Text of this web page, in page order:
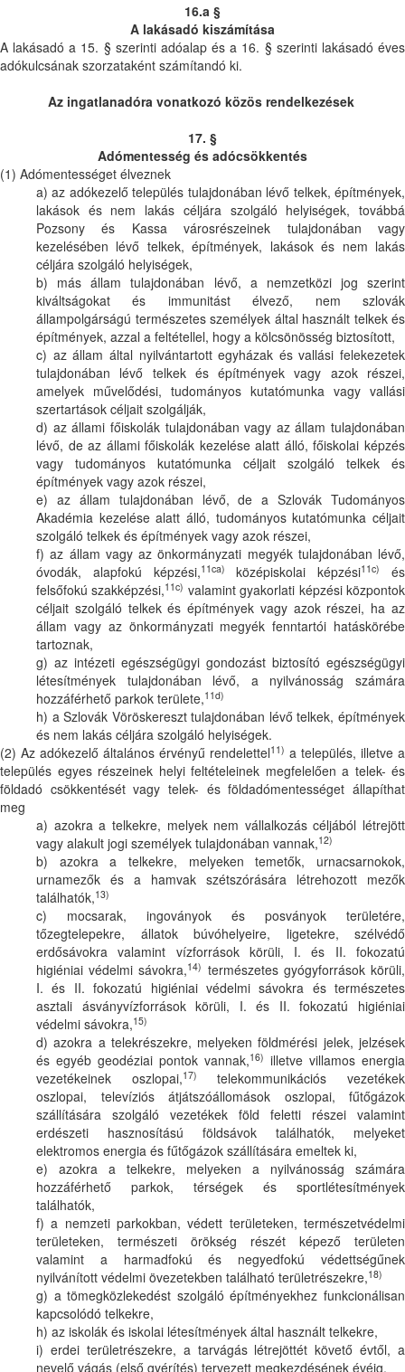
16.a §
A lakásadó kiszámítása
A lakásadó a 15. § szerinti adóalap és a 16. § szerinti lakásadó éves
adókulcsának szorzataként számítandó ki.
Az ingatlanadóra vonatkozó közös rendelkezések
17. §
Adómentesség és adócsökkentés
(1) Adómentességet élveznek
a) az adókezelő település tulajdonában lévő telkek, építmények,
lakások és nem lakás céljára szolgáló helyiségek, továbbá
Pozsony és Kassa városrészeinek tulajdonában vagy
kezelésében lévő telkek, építmények, lakások és nem lakás
céljára szolgáló helyiségek,
b) más állam tulajdonában lévő, a nemzetközi jog szerint
kiváltságokat és immunitást élvező, nem szlovák
állampolgárságú természetes személyek által használt telkek és
építmények, azzal a feltétellel, hogy a kölcsönösség biztosított,
c) az állam által nyilvántartott egyházak és vallási felekezetek
tulajdonában lévő telkek és építmények vagy azok részei,
amelyek művelődési, tudományos kutatómunka vagy vallási
szertartások céljait szolgálják,
d) az állami főiskolák tulajdonában vagy az állam tulajdonában
lévő, de az állami főiskolák kezelése alatt álló, főiskolai képzés
vagy tudományos kutatómunka céljait szolgáló telkek és
építmények vagy azok részei,
e) az állam tulajdonában lévő, de a Szlovák Tudományos
Akadémia kezelése alatt álló, tudományos kutatómunka céljait
szolgáló telkek és építmények vagy azok részei,
f) az állam vagy az önkormányzati megyék tulajdonában lévő,
óvodák, alapfokú képzési,11ca) középiskolai képzési11c)
és
felsőfokú szakképzési,11c) valamint gyakorlati képzési központok
céljait szolgáló telkek és építmények vagy azok részei, ha az
állam vagy az önkormányzati megyék fenntartói hatáskörébe
tartoznak,
g) az intézeti egészségügyi gondozást biztosító egészségügyi
létesítmények tulajdonában lévő, a nyilvánosság számára
hozzáférhető parkok területe,11d)
h) a Szlovák Vöröskereszt tulajdonában lévő telkek, építmények
és nem lakás céljára szolgáló helyiségek.
(2) Az adókezelő általános érvényű rendelettel11) a település, illetve a
település egyes részeinek helyi feltételeinek megfelelően a telek- és
földadó csökkentését vagy telek- és földadómentességet állapíthat
meg
a) azokra a telkekre, melyek nem vállalkozás céljából létrejött
vagy alakult jogi személyek tulajdonában vannak,12)
b) azokra a telkekre, melyeken temetők, urnacsarnokok,
urnamezők és a hamvak szétszórására létrehozott mezők
találhatók,13)
c) mocsarak, ingoványok és posványok területére,
tőzegtelepekre, állatok búvóhelyeire, ligetekre, szélvédő
erdősávokra valamint vízforrások körüli, I. és II. fokozatú
higiéniai védelmi sávokra,14) természetes gyógyforrások körüli,
I. és II. fokozatú higiéniai védelmi sávokra és természetes
asztali ásványvízforrások körüli, I. és II. fokozatú higiéniai
védelmi sávokra,15)
d) azokra a telekrészekre, melyeken földmérési jelek, jelzések
és egyéb geodéziai pontok vannak,16) illetve villamos energia
vezetékeinek oszlopai,17)
telekommunikációs vezetékek
oszlopai, televíziós átjátszóállomások oszlopai, fűtőgázok
szállítására szolgáló vezetékek föld feletti részei valamint
erdészeti hasznosítású földsávok találhatók, melyeket
elektromos energia és fűtőgázok szállítására emeltek ki,
e) azokra a telkekre, melyeken a nyilvánosság számára
hozzáférhető parkok, térségek és sportlétesítmények
találhatók,
f) a nemzeti parkokban, védett területeken, természetvédelmi
területeken, természeti örökség részét képező területen
valamint a harmadfokú és negyedfokú védettségűnek
nyilvánított védelmi övezetekben található területrészekre,18)
g) a tömegközlekedést szolgáló építményekhez funkcionálisan
kapcsolódó telkekre,
h) az iskolák és iskolai létesítmények által használt telkekre,
i) erdei területrészekre, a tarvágás létrejöttét követő évtől, a
nevelő vágás (első gyérítés) tervezett megkezdésének évéig,